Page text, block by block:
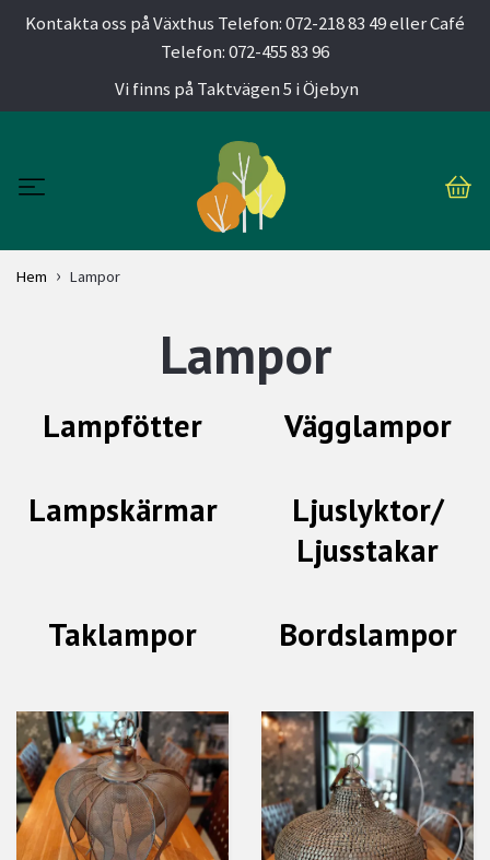
Kontakta oss på Växthus Telefon: 072-218 83 49 eller Café
Telefon: 072-455 83 96
Vi finns på Taktvägen 5 i Öjebyn
Hem Lampor
Lampor
Lampfötter Vägglampor
Lampskärmar
Ljuslyktor/
Ljusstakar
Taklampor Bordslampor